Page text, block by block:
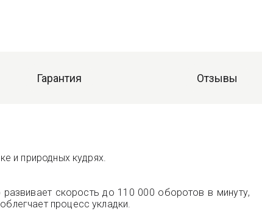
Гарантия Отзывы
и природных кудрях.
скорость до 110 000 оборотов в минуту,
процесс укладки.